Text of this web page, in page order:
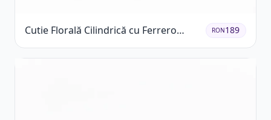
Cutie Florală Cilindrică cu Ferrero
Rocher și Trandafiri Pastel
RON189